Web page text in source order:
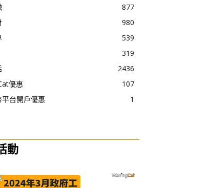
877
980
539
319
2436
優惠
107
台開戶優惠
1
動